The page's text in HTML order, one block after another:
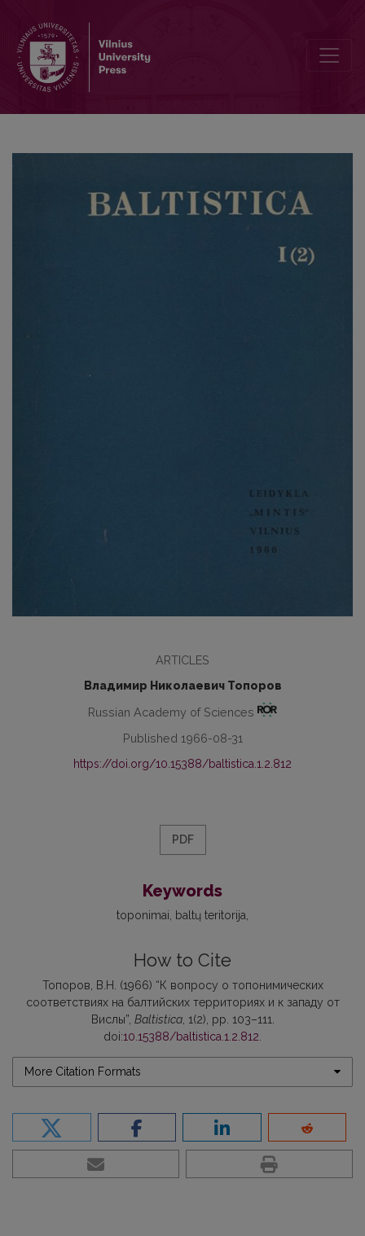
ARTICLES
Владимир Николаевич Топоров
Russian Academy of Sciences
Published 1966-08-31
https://doi.org/10.15388/baltistica.1.2.812
PDF
Keywords
toponimai baltų teritorija
How to Cite
Топоров, В.Н. (1966) “К вопросу о топонимических
соответствиях на балтийских территориях и к западу от
Вислы”, Baltistica, 1(2), pp. 103–111.
doi:10.15388/baltistica.1.2.812
More Citation Formats